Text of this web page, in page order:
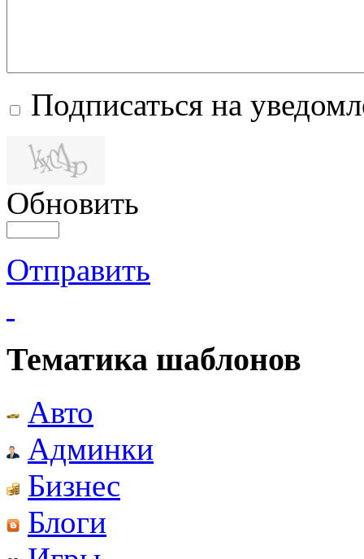
Подписаться на
Обновить
Отправить
Тематика шаблонов
Авто
Админки
Бизнес
Блоги